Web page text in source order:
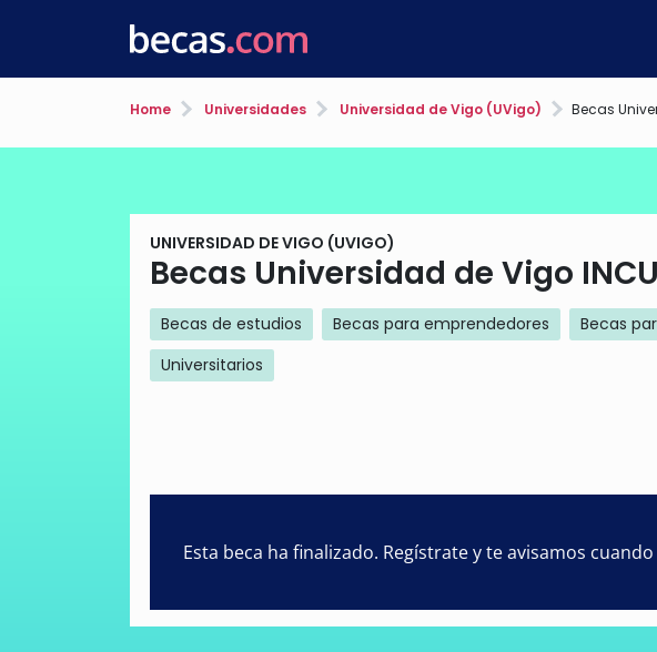
Home Universidades Universidad de Vigo (UVigo) Becas
UNIVERSIDAD DE VIGO (UVIGO)
Becas Universidad de Vigo
Becas de estudios Becas para emprendedores Becas
Universitarios
Esta beca ha finalizado. Regístrate y te avisamos